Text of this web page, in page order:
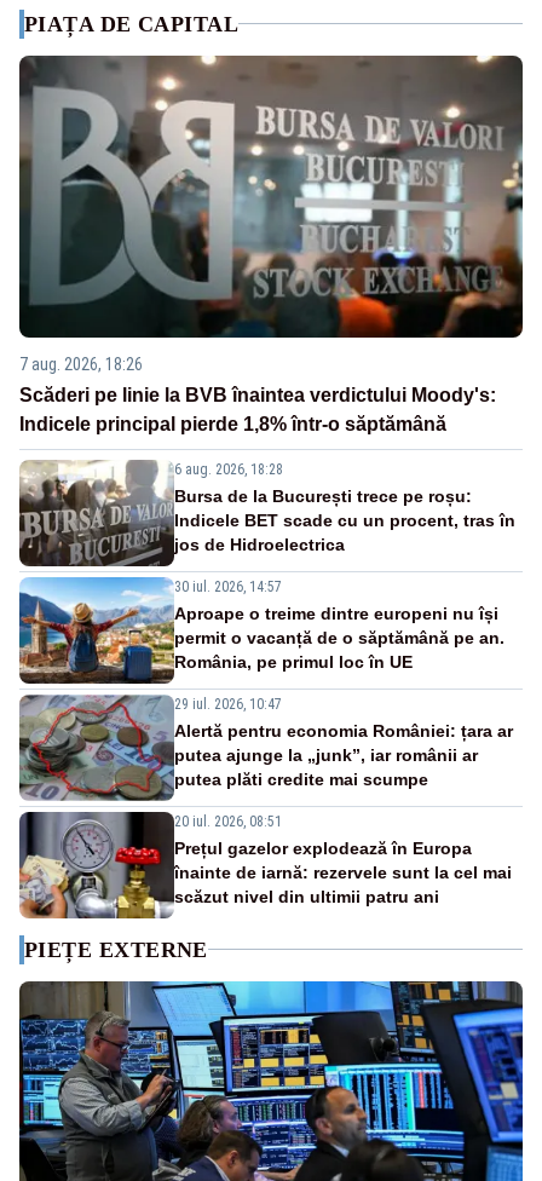
PIAȚA DE CAPITAL
7 aug. 2026, 18:26
Scăderi pe linie la BVB înaintea verdictului Moody's:
Indicele principal pierde 1,8% într-o săptămână
6 aug. 2026, 18:28
Bursa de la București trece pe roșu:
Indicele BET scade cu un procent, tras în
jos de Hidroelectrica
30 iul. 2026, 14:57
Aproape o treime dintre europeni nu își
permit o vacanță de o săptămână pe an.
România, pe primul loc în UE
29 iul. 2026, 10:47
Alertă pentru economia României: țara ar
putea ajunge la „junk”, iar românii ar
putea plăti credite mai scumpe
20 iul. 2026, 08:51
Prețul gazelor explodează în Europa
înainte de iarnă: rezervele sunt la cel mai
scăzut nivel din ultimii patru ani
PIEȚE EXTERNE